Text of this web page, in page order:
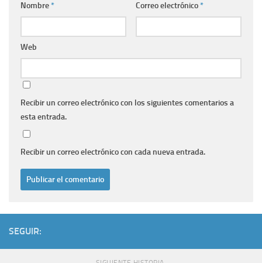
Nombre* Correo electrónico*
Web
Recibir un correo electrónico con los siguientes comentarios a
esta entrada.
Recibir un correo electrónico con cada nueva entrada.
SEGUIR: